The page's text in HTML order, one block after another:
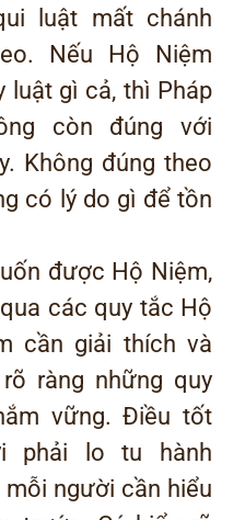
luật mất chánh
Nếu Hộ Niệm
luật gì cả, thì Pháp
còn đúng với
Không đúng theo
có lý do gì để tồn
được Hộ Niệm,
các quy tắc Hộ
cần giải thích và
ràng những quy
vững. Điều tốt
phải lo tu hành
người cần hiểu